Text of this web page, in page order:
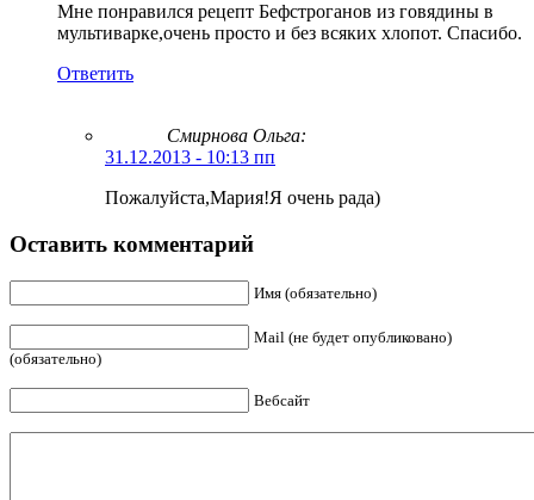
Мне понравился рецепт Бефстроганов из говядины в
мультиварке,очень просто и без всяких хлопот. Спасибо.
Ответить
Смирнова Ольга:
31.12.2013 - 10:13 пп
Пожалуйста,Мария!Я очень рада)
Оставить комментарий
Имя (обязательно)
Mail (не будет опубликовано)
(обязательно)
Вебсайт